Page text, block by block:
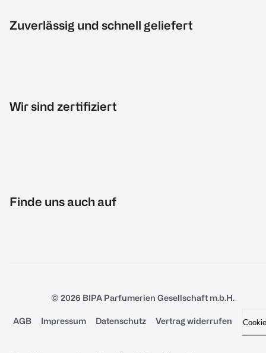
Zuverlässig und schnell geliefert
Wir sind zertifiziert
Finde uns auch auf
© 2026 BIPA Parfumerien Gesellschaft m.b.H.
AGB Impressum Datenschutz Vertrag widerrufen